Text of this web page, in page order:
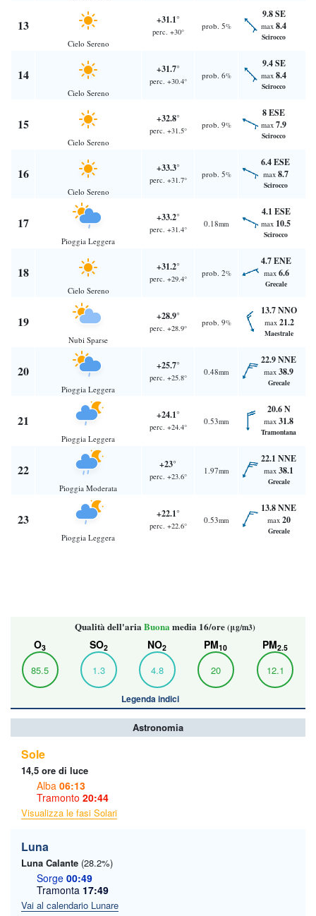
13
Cielo Sereno
+31.1°
perc. +30°
prob. 5%
9.8 SE
max 8.4
Scirocco
14
Cielo Sereno
+31.7°
perc. +30.4°
prob. 6%
9.4 SE
max 8.4
Scirocco
15
Cielo Sereno
+32.8°
perc. +31.5°
prob. 9%
8 ESE
max 7.9
Scirocco
16
Cielo Sereno
+33.3°
perc. +31.7°
prob. 5%
6.4 ESE
max 8.7
Scirocco
17
Pioggia Leggera
+33.2°
perc. +31.4°
0.18mm
4.1 ESE
max 10.5
Scirocco
18
Cielo Sereno
+31.2°
perc. +29.4°
prob. 2%
4.7 ENE
max 6.6
Grecale
19
Nubi Sparse
+28.9°
perc. +28.9°
prob. 9%
13.7 NNO
max 21.2
Maestrale
20
Pioggia Leggera
+25.7°
perc. +25.8°
0.48mm
22.9 NNE
max 38.9
Grecale
21
Pioggia Leggera
+24.1°
perc. +24.4°
0.53mm
20.6 N
max 31.8
Tramontana
22
Pioggia Moderata
+23°
perc. +23.6°
1.97mm
22.1 NNE
max 38.1
Grecale
23
Pioggia Leggera
+22.1°
perc. +22.6°
0.53mm
13.8 NNE
max 20
Grecale
Qualità dell'aria Buona media 16/ore(μg/m3)
O3
85.5
SO2
1.3
NO2
4.8
PM10
20
PM2.5
12.1
Legenda indici
Astronomia
Sole
14,5 ore di luce
Alba 06:13
Tramonto 20:44
Visualizza le fasi Solari
Luna
Luna Calante (28.2%)
Sorge 00:49
Tramonta 17:49
Vai al calendario Lunare